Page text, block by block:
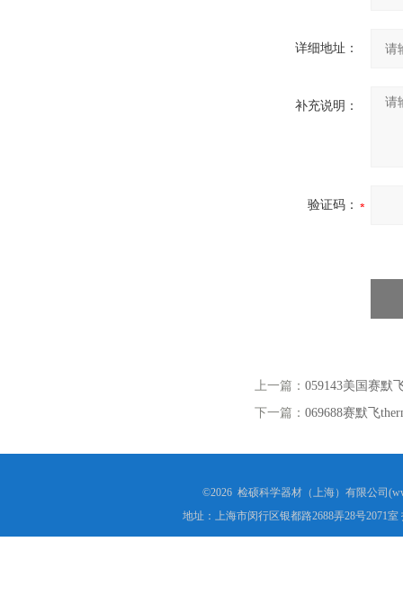
详细地址：
补充说明：
验证码：
上一篇： 059143美国赛默
下一篇： 069688赛默飞
©2026 检硕科学器材（上海）有限公司
地址：上海市闵行区银都路2688弄28号2071室